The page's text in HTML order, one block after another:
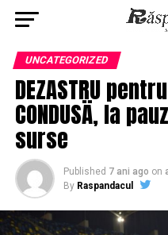
UNCATEGORIZED
DEZASTRU
CONDUSÄ, la
surse
Published 7 ani ago on
By Raspandacul